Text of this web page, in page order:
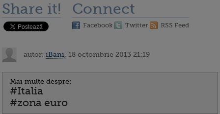
Share it! Connect
Facebook Twitter RSS Feed
autor: iBani , 18 octombrie 2013 21:19
Mai multe despre:
#Italia
#zona euro